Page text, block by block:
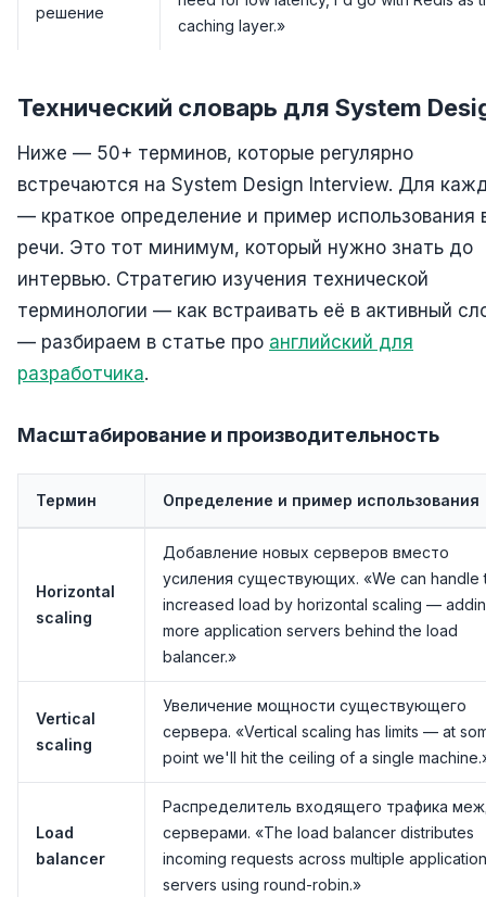
решение
caching layer.»
Технический словарь для System
Ниже — 50+ терминов, которые регулярно
встречаются на System Design Interview. Для
— краткое определение и пример использования
речи. Это тот минимум, который нужно знать до
интервью. Стратегию изучения технической
терминологии — как встраивать её в активный
— разбираем в статье про английский для
разработчика.
Масштабирование и производительность
Термин Определение и пример использования
Horizontal
scaling
Добавление новых серверов вместо
усиления существующих. «We can handle
increased load by horizontal scaling —
more application servers behind the load
balancer.»
Vertical
scaling
Увеличение мощности существующего
сервера. «Vertical scaling has limits — at
point we'll hit the ceiling of a single
Load
balancer
Распределитель входящего трафика
серверами. «The load balancer distributes
incoming requests across multiple application
servers using round-robin.»